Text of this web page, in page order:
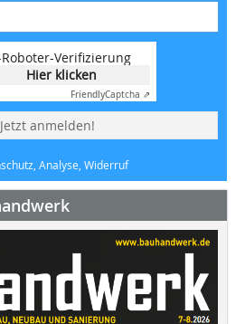
Verifizierung
Hier klicken
FriendlyCaptcha ⇗
anmelden!
Analyse, Widerruf